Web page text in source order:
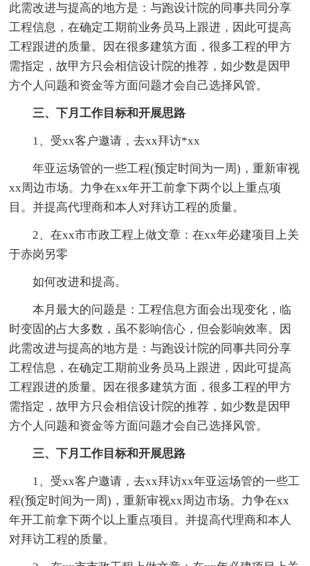
此需改进与提高的地方是：与跑设计院的同事共同分享
工程信息，在确定工期前业务员马上跟进，因此可提高
工程跟进的质量。因在很多建筑方面，很多工程的甲方
需指定，故甲方只会相信设计院的推荐，如少数是因甲
方个人问题和资金等方面问题才会自己选择风管。
三、下月工作目标和开展思路
1、受xx客户邀请，去xx拜访*xx
年亚运场管的一些工程(预定时间为一周)，重新审视
xx周边市场。力争在xx年开工前拿下两个以上重点项
目。并提高代理商和本人对拜访工程的质量。
2、在xx市市政工程上做文章：在xx年必建项目上关
于赤岗另零
如何改进和提高。
本月最大的问题是：工程信息方面会出现变化，临
时变固的占大多数，虽不影响信心，但会影响效率。因
此需改进与提高的地方是：与跑设计院的同事共同分享
工程信息，在确定工期前业务员马上跟进，因此可提高
工程跟进的质量。因在很多建筑方面，很多工程的甲方
需指定，故甲方只会相信设计院的推荐，如少数是因甲
方个人问题和资金等方面问题才会自己选择风管。
三、下月工作目标和开展思路
1、受xx客户邀请，去xx拜访xx年亚运场管的一些工
程(预定时间为一周)，重新审视xx周边市场。力争在xx
年开工前拿下两个以上重点项目。并提高代理商和本人
对拜访工程的质量。